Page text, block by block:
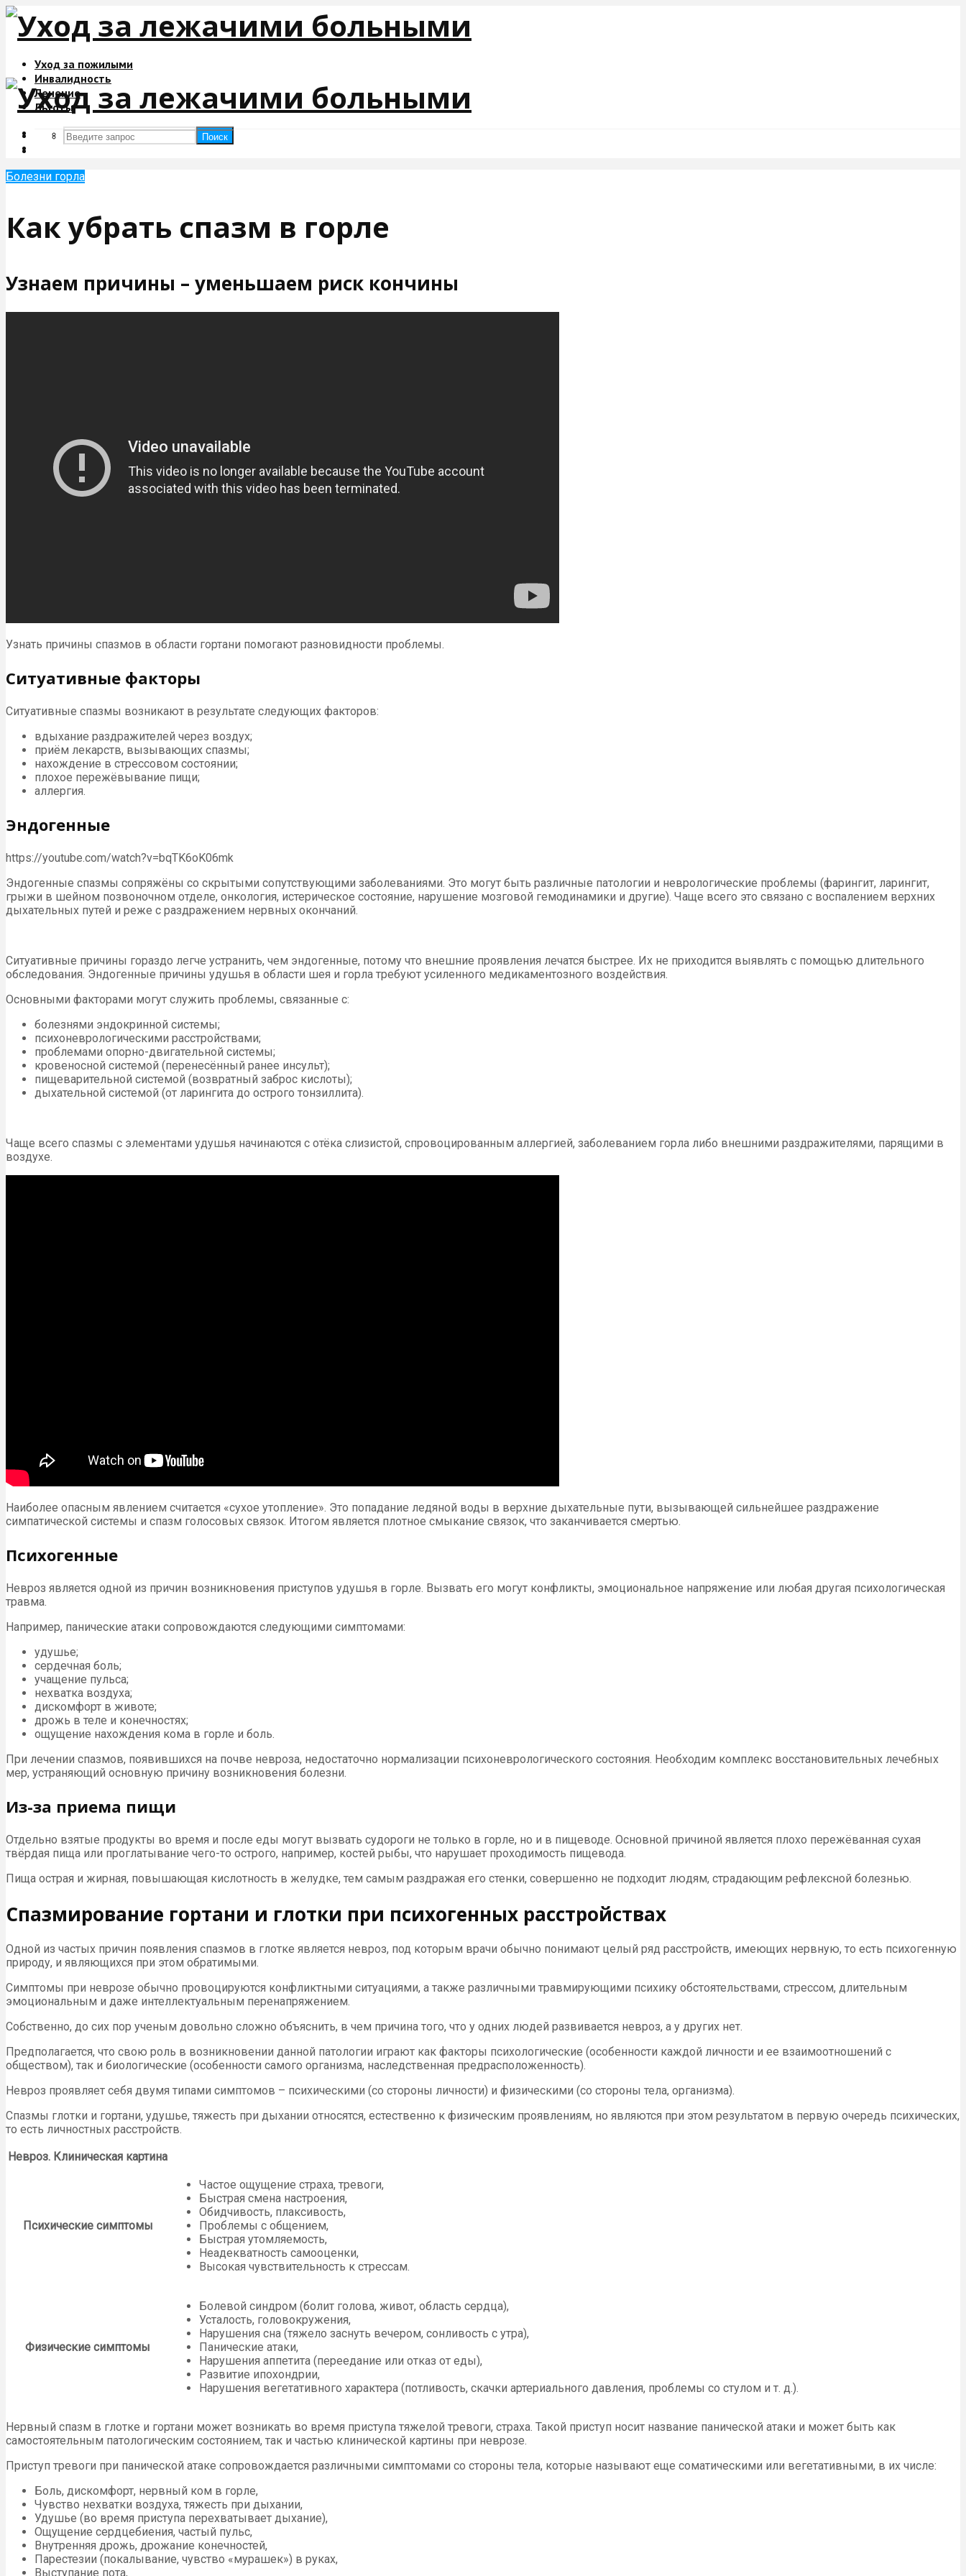
Уход за пожилыми
Инвалидность
Лечение
Льготы
Поиск
Поиск
Болезни горла
Как убрать спазм в горле
Узнаем причины – уменьшаем риск кончины
Узнать причины спазмов в области гортани помогают разновидности проблемы.
Ситуативные факторы
Ситуативные спазмы возникают в результате следующих факторов:
вдыхание раздражителей через воздух;
приём лекарств, вызывающих спазмы;
нахождение в стрессовом состоянии;
плохое пережёвывание пищи;
аллергия.
Эндогенные
https://youtube.com/watch?v=bqTK6oK06mk
Эндогенные спазмы сопряжёны со скрытыми сопутствующими заболеваниями. Это могут быть различные патологии и неврологические проблемы (фарингит, ларингит,
грыжи в шейном позвоночном отделе, онкология, истерическое состояние, нарушение мозговой гемодинамики и другие). Чаще всего это связано с воспалением верхних
дыхательных путей и реже с раздражением нервных окончаний.
Ситуативные причины гораздо легче устранить, чем эндогенные, потому что внешние проявления лечатся быстрее. Их не приходится выявлять с помощью длительного
обследования. Эндогенные причины удушья в области шея и горла требуют усиленного медикаментозного воздействия.
Основными факторами могут служить проблемы, связанные с:
болезнями эндокринной системы;
психоневрологическими расстройствами;
проблемами опорно-двигательной системы;
кровеносной системой (перенесённый ранее инсульт);
пищеварительной системой (возвратный заброс кислоты);
дыхательной системой (от ларингита до острого тонзиллита).
Чаще всего спазмы с элементами удушья начинаются с отёка слизистой, спровоцированным аллергией, заболеванием горла либо внешними раздражителями, парящими в
воздухе.
Наиболее опасным явлением считается «сухое утопление». Это попадание ледяной воды в верхние дыхательные пути, вызывающей сильнейшее раздражение
симпатической системы и спазм голосовых связок. Итогом является плотное смыкание связок, что заканчивается смертью.
Психогенные
Невроз является одной из причин возникновения приступов удушья в горле. Вызвать его могут конфликты, эмоциональное напряжение или любая другая психологическая
травма.
Например, панические атаки сопровождаются следующими симптомами:
удушье;
сердечная боль;
учащение пульса;
нехватка воздуха;
дискомфорт в животе;
дрожь в теле и конечностях;
ощущение нахождения кома в горле и боль.
При лечении спазмов, появившихся на почве невроза, недостаточно нормализации психоневрологического состояния. Необходим комплекс восстановительных лечебных
мер, устраняющий основную причину возникновения болезни.
Из-за приема пищи
Отдельно взятые продукты во время и после еды могут вызвать судороги не только в горле, но и в пищеводе. Основной причиной является плохо пережёванная сухая
твёрдая пища или проглатывание чего-то острого, например, костей рыбы, что нарушает проходимость пищевода.
Пища острая и жирная, повышающая кислотность в желудке, тем самым раздражая его стенки, совершенно не подходит людям, страдающим рефлексной болезнью.
Спазмирование гортани и глотки при психогенных расстройствах
Одной из частых причин появления спазмов в глотке является невроз, под которым врачи обычно понимают целый ряд расстройств, имеющих нервную, то есть психогенную
природу, и являющихся при этом обратимыми.
Симптомы при неврозе обычно провоцируются конфликтными ситуациями, а также различными травмирующими психику обстоятельствами, стрессом, длительным
эмоциональным и даже интеллектуальным перенапряжением.
Собственно, до сих пор ученым довольно сложно объяснить, в чем причина того, что у одних людей развивается невроз, а у других нет.
Предполагается, что свою роль в возникновении данной патологии играют как факторы психологические (особенности каждой личности и ее взаимоотношений с
обществом), так и биологические (особенности самого организма, наследственная предрасположенность).
Невроз проявляет себя двумя типами симптомов – психическими (со стороны личности) и физическими (со стороны тела, организма).
Спазмы глотки и гортани, удушье, тяжесть при дыхании относятся, естественно к физическим проявлениям, но являются при этом результатом в первую очередь психических,
то есть личностных расстройств.
Невроз. Клиническая картина
Психические симптомы
Частое ощущение страха, тревоги,
Быстрая смена настроения,
Обидчивость, плаксивость,
Проблемы с общением,
Быстрая утомляемость,
Неадекватность самооценки,
Высокая чувствительность к стрессам.
Физические симптомы
Болевой синдром (болит голова, живот, область сердца),
Усталость, головокружения,
Нарушения сна (тяжело заснуть вечером, сонливость с утра),
Панические атаки,
Нарушения аппетита (переедание или отказ от еды),
Развитие ипохондрии,
Нарушения вегетативного характера (потливость, скачки артериального давления, проблемы со стулом и т. д.).
Нервный спазм в глотке и гортани может возникать во время приступа тяжелой тревоги, страха. Такой приступ носит название панической атаки и может быть как
самостоятельным патологическим состоянием, так и частью клинической картины при неврозе.
Приступ тревоги при панической атаке сопровождается различными симптомами со стороны тела, которые называют еще соматическими или вегетативными, в их числе:
Боль, дискомфорт, нервный ком в горле,
Чувство нехватки воздуха, тяжесть при дыхании,
Удушье (во время приступа перехватывает дыхание),
Ощущение сердцебиения, частый пульс,
Внутренняя дрожь, дрожание конечностей,
Парестезии (покалывание, чувство «мурашек») в руках,
Выступание пота,